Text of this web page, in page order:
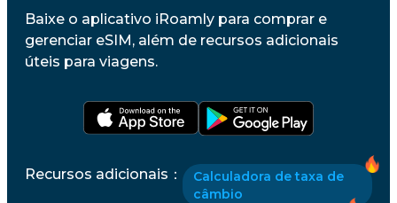
Baixe o aplicativo iRoamly para comprar e
gerenciar eSIM, além de recursos adicionais
úteis para viagens.
Recursos adicionais ：
Calculadora de taxa de
câmbio